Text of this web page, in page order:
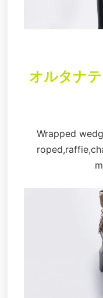
オルタナ
Wrapped